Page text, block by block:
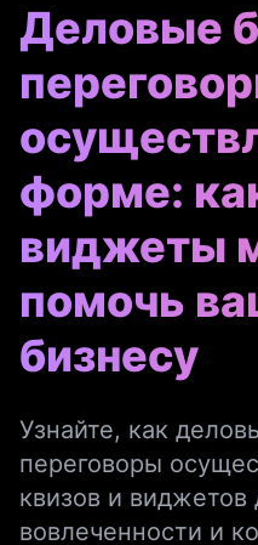
Деловые
форме:
виджеты
помочь
бизнесу
Узнайте, как
переговоры
квизов и
вовлеченности и